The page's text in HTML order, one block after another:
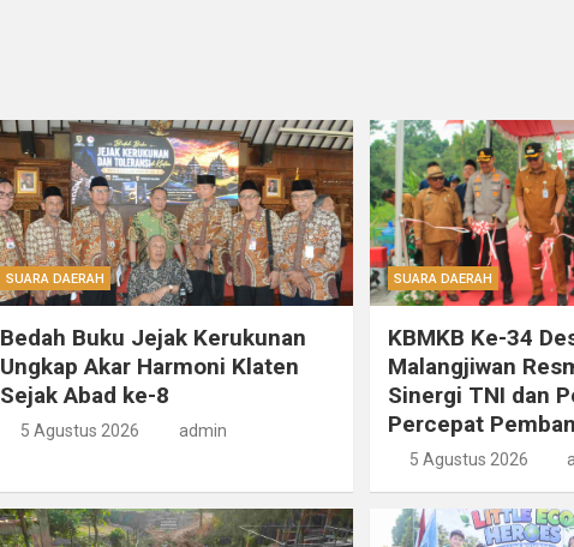
SUARA DAERAH
Bedah Buku Jejak Kerukunan
Ungkap Akar Harmoni Klaten
Sejak Abad ke-8
5 Agustus 2026 admin
SUARA DAERAH
KBMKB Ke-34
Malangjiwan
Sinergi TNI dan
Percepat
5 Agustus 2026